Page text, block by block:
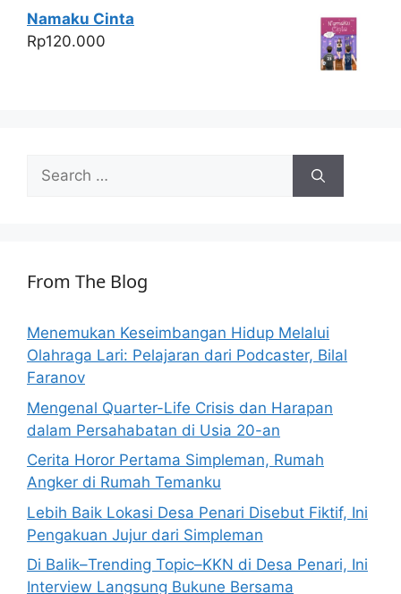
Namaku Cinta
Rp120.000
Search
for:
From The Blog
Menemukan Keseimbangan Hidup Melalui
Olahraga Lari: Pelajaran dari Podcaster, Bilal
Faranov
Mengenal Quarter-Life Crisis dan Harapan
dalam Persahabatan di Usia 20-an
Cerita Horor Pertama Simpleman, Rumah
Angker di Rumah Temanku
Lebih Baik Lokasi Desa Penari Disebut Fiktif, Ini
Pengakuan Jujur dari Simpleman
Di Balik–Trending Topic–KKN di Desa Penari, Ini
Interview Langsung Bukune Bersama